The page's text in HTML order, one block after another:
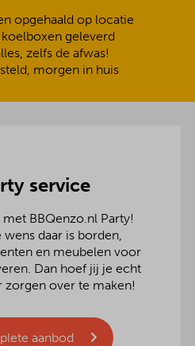
opgehaald op locatie
geleverd
zelfs de afwas!
morgen in huis
service
BBQenzo.nl Party!
daar is borden,
en meubelen voor
Dan hoef jij je echt
zorgen over te maken!
aanbod